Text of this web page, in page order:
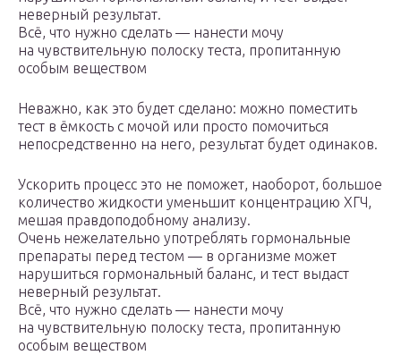
неверный результат.
Всё, что нужно сделать — нанести мочу
на чувствительную полоску теста, пропитанную
особым веществом
Неважно, как это будет сделано: можно поместить
тест в ёмкость с мочой или просто помочиться
непосредственно на него, результат будет одинаков.
Ускорить процесс это не поможет, наоборот, большое
количество жидкости уменьшит концентрацию ХГЧ,
мешая правдоподобному анализу.
Очень нежелательно употреблять гормональные
препараты перед тестом — в организме может
нарушиться гормональный баланс, и тест выдаст
неверный результат.
Всё, что нужно сделать — нанести мочу
на чувствительную полоску теста, пропитанную
особым веществом